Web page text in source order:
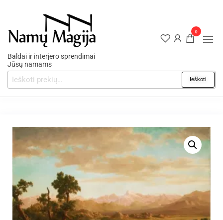
Baldai ir interjero sprendimai
Jūsų namams
Ieškoti
0